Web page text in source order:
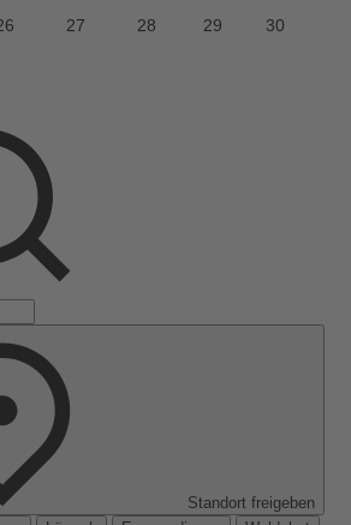
Standort freigeben